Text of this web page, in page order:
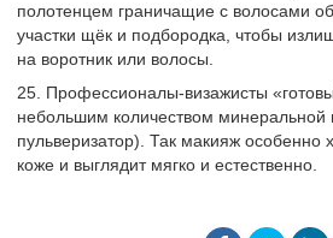
полотенцем граничащие с волосами
участки щёк и подбородка, чтобы
на воротник или волосы.
25. Профессионалы-визажисты
небольшим количеством минеральной
пульверизатор). Так макияж особенно
коже и выглядит мягко и естественно.